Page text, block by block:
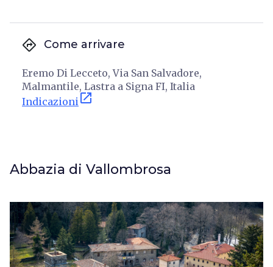
directions Come arrivare
Eremo Di Lecceto, Via San Salvadore,
Malmantile, Lastra a Signa FI, Italia
Indicazioni open_in_new
Abbazia di Vallombrosa